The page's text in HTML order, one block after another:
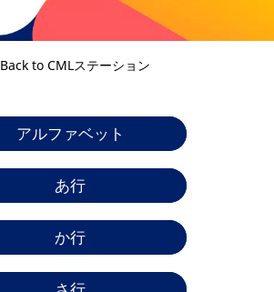
Back to CMLステーション
アルファベット
あ行
か行